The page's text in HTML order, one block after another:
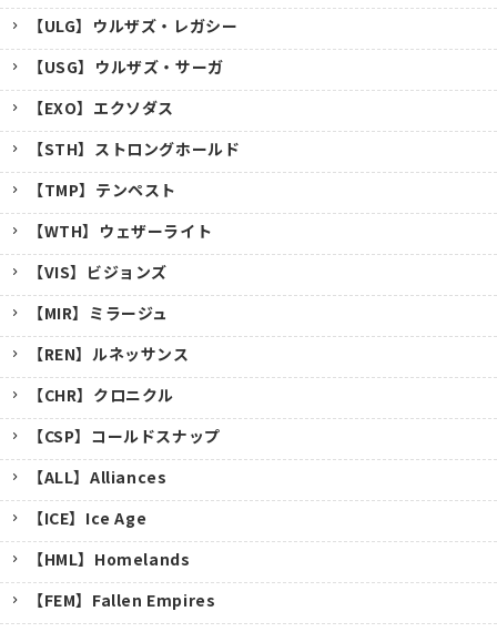
【ULG】ウルザズ・レガシー
【USG】ウルザズ・サーガ
【EXO】エクソダス
【STH】ストロングホールド
【TMP】テンペスト
【WTH】ウェザーライト
【VIS】ビジョンズ
【MIR】ミラージュ
【REN】ルネッサンス
【CHR】クロニクル
【CSP】コールドスナップ
【ALL】Alliances
【ICE】Ice Age
【HML】Homelands
【FEM】Fallen Empires